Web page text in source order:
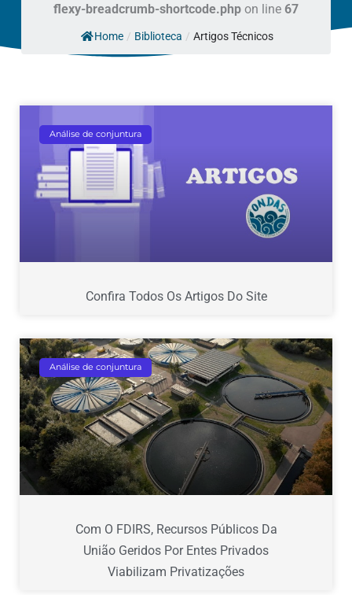
flexy-breadcrumb-shortcode.php on line 67
Home / Biblioteca / Artigos Técnicos
Análise de conjuntura
Confira Todos Os Artigos Do Site
Análise de conjuntura
Com O FDIRS, Recursos Públicos Da
União Geridos Por Entes Privados
Viabilizam Privatizações
PáginaPáginaPáginaPáginaPágina